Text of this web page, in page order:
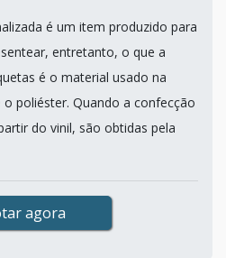
é um item produzido para
entretanto, o que a
é o material usado na
poliéster. Quando a confecção
do vinil, são obtidas pela
agora